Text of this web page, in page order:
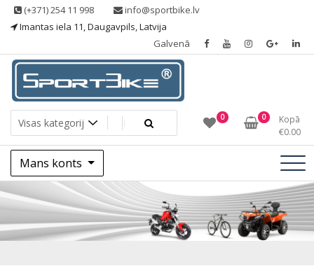
Skip (+371) 254 11 998
info@sportbike.lv
Imantas iela 11, Daugavpils, Latvija
Galvenā
Sportbike
Sporting goods 0 0
Kopā
€0.00
Mans konts
Devron-Riddle-H1-
model-2014